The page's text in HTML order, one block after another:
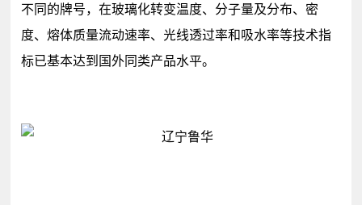
不同的牌号，在玻璃化转变温度、分子量及分布、密
度、熔体质量流动速率、光线透过率和吸水率等技术指
标已基本达到国外同类产品水平。